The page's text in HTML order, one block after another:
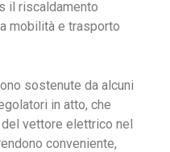
il riscaldamento
mobilità e trasporto
sostenute da alcuni
in atto, che
vettore elettrico nel
conveniente,